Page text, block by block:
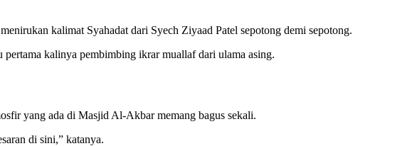
kalimat Syahadat dari Syech Ziyaad Patel sepotong demi sepotong.
kalinya pembimbing ikrar muallaf dari ulama asing.
yang ada di Masjid Al-Akbar memang bagus sekali.
di sini,” katanya.